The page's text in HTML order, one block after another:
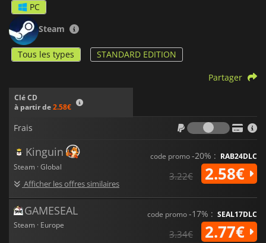
PC
Steam
Tous les types STANDARD EDITION
Clé CD
à partir de2.58€
Partager
Frais
Frais
Kinguin
Steam · Global
Afficher les offres similaires
code promo-20% : RAB24DLC
3.22€ 2.58€
GAMESEAL
Steam · Europe
code promo-17% : SEAL17DLC
3.34€ 2.77€